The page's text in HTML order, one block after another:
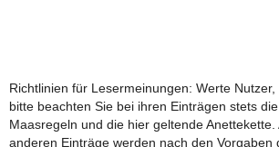
Richtlinien für Lesermeinungen: Werte Nutzer,
bitte beachten Sie bei ihren Einträgen stets die
Maasregeln und die hier geltende Anettekette.
anderen Einträge werden nach den Vorgaben